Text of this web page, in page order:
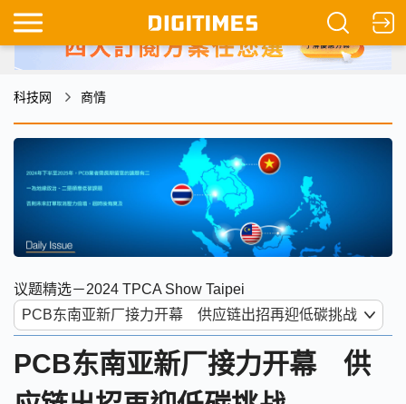
科技网 商情
议题精选－2024 TPCA Show Taipei
PCB东南亚新厂接力开幕 供